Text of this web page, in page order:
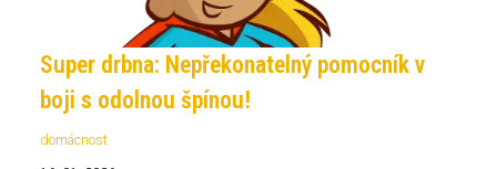
Super drbna: Nepřekonatelný pomocník v
boji s odolnou špínou!
domácnost